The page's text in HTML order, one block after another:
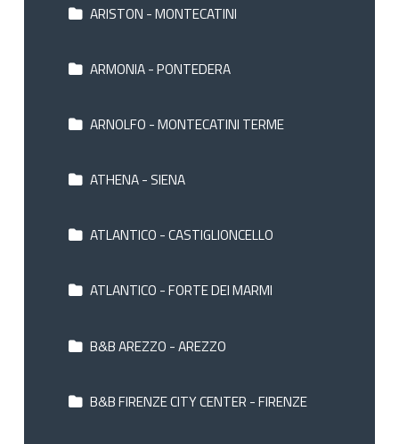
ARISTON - MONTECATINI
ARMONIA - PONTEDERA
ARNOLFO - MONTECATINI TERME
ATHENA - SIENA
ATLANTICO - CASTIGLIONCELLO
ATLANTICO - FORTE DEI MARMI
B&B AREZZO - AREZZO
B&B FIRENZE CITY CENTER - FIRENZE